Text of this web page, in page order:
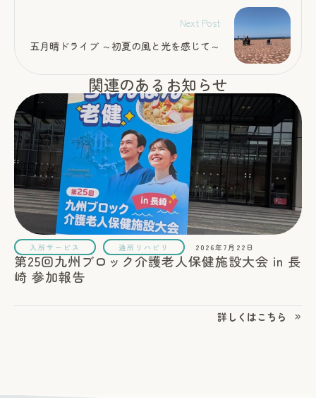
Next Post
五月晴ドライブ ～初夏の風と光を感じて～
関連のあるお知らせ
入所サービス 通所リハビリ 2026年7月22日
第25回九州ブロック介護老人保健施設大会 in 長
崎 参加報告
詳しくはこちら